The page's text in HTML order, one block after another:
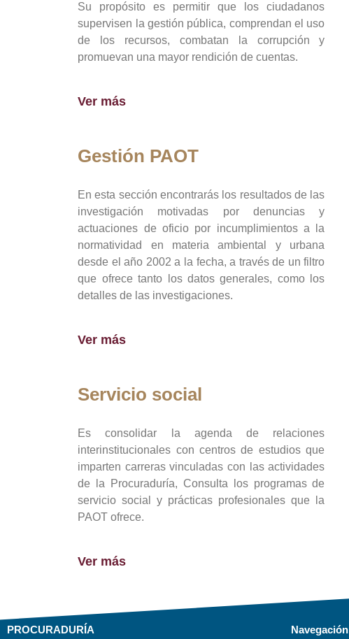
Su propósito es permitir que los ciudadanos
supervisen la gestión pública, comprendan el uso
de los recursos, combatan la corrupción y
promuevan una mayor rendición de cuentas.
Ver más
Gestión PAOT
En esta sección encontrarás los resultados de las
investigación motivadas por denuncias y
actuaciones de oficio por incumplimientos a la
normatividad en materia ambiental y urbana
desde el año 2002 a la fecha, a través de un filtro
que ofrece tanto los datos generales, como los
detalles de las investigaciones.
Ver más
Servicio social
Es consolidar la agenda de relaciones
interinstitucionales con centros de estudios que
imparten carreras vinculadas con las actividades
de la Procuraduría, Consulta los programas de
servicio social y prácticas profesionales que la
PAOT ofrece.
Ver más
PROCURADURÍA Navegación